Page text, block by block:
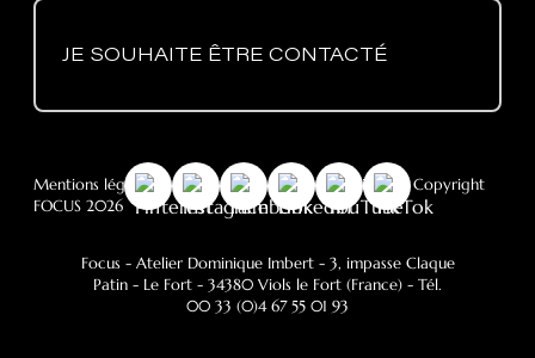
JE SOUHAITE ÊTRE CONTACTÉ
Mentions légales-RGPD - Politique des cookies- © Copyright
FOCUS 2026
Focus - Atelier Dominique Imbert- 3, impasse Claque
Patin - Le Fort - 34380 Viols le Fort (France) - Tél.
00 33 (0)4 67 55 01 93